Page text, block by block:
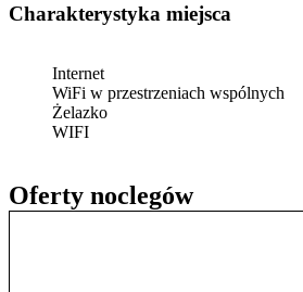
Oferty noclegów
Charakterystyka miejsca
Internet
WiFi w przestrzeniach wspólnych
Żelazko
WIFI